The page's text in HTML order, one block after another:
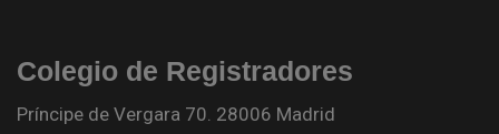
Colegio de Registradores
Príncipe de Vergara 70. 28006 Madrid